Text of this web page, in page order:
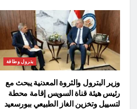
بترول وطاقة
وزير البترول والثروة المعدنية يبحث مع
رئيس هيئة قناة السويس إقامة محطة
لتسييل وتخزين الغاز الطبيعي ببورسعيد